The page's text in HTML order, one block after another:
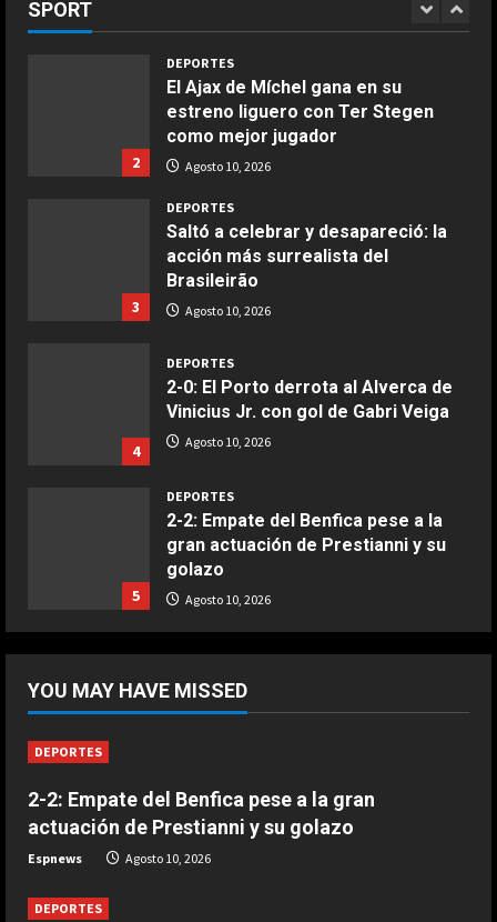
1
2
COCINA
Ensalada de espinacas deliciosa
Maggio 28, 2026
3
COCINA
Boquerones fritos en freidora de
aire
Aprile 24, 2026
4
COCINA
Buñuelos de alcachofas
Aprile 5, 2026
5
COCINA
Ternera guisada con senderuelas
SPORT
2
DEPORTES
El Ajax de Míchel gana en su
estreno liguero con Ter Stegen
como mejor jugador
Agosto 10, 2026
3
DEPORTES
Saltó a celebrar y desapareció: la
acción más surrealista del
Brasileirão
Agosto 10, 2026
4
DEPORTES
2-0: El Porto derrota al Alverca de
Vinicius Jr. con gol de Gabri Veiga
Agosto 10, 2026
5
DEPORTES
2-2: Empate del Benfica pese a la
gran actuación de Prestianni y su
golazo
Agosto 10, 2026
doblegan al Arsenal y se llevan la
Emirates Cup
El Ajax de Míchel gana en su
estreno liguero con Ter Stegen
como mejor jugador
YOU MAY HAVE MISSED
DEPORTES
2-2: Empate del Benfica pese a la gran
actuación de Prestianni y su golazo
Espnews Agosto 10, 2026
DEPORTES